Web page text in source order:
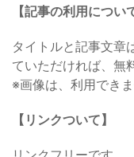
【記事の利用につい
タイトルと記事文章
ていただければ、無
※画像は、利用でき
【リンクついて】